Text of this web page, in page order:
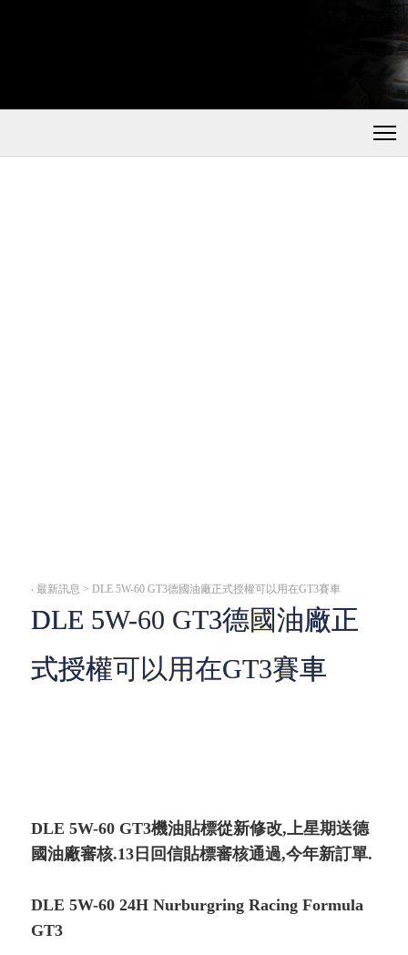
‧最新訊息 > DLE 5W-60 GT3德國油廠正式授權可以用在GT3賽車
DLE 5W-60 GT3德國油廠正
式授權可以用在GT3賽車
DLE 5W-60 GT3機油貼標從新修改,上星期送德
國油廠審核.13日回信貼標審核通過,今年新訂單.
DLE 5W-60 24H Nurburgring Racing Formula
GT3